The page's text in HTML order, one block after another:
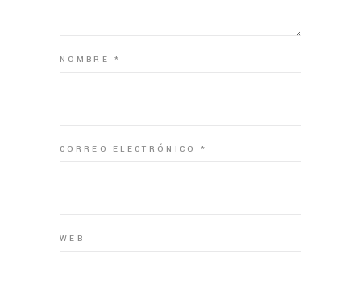
NOMBRE*
CORREO ELECTRÓNICO *
WEB